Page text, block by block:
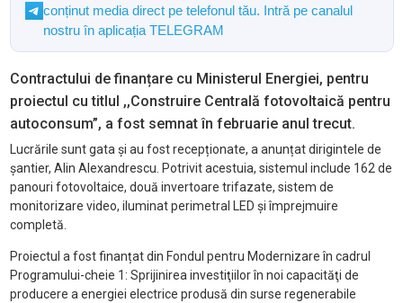
conținut media direct pe telefonul tău. Intră pe canalul
nostru în aplicația TELEGRAM
Contractului de finanțare cu Ministerul Energiei, pentru
proiectul cu titlul ,,Construire Centrală fotovoltaică pentru
autoconsum”, a fost semnat în februarie anul trecut.
Lucrările sunt gata și au fost recepționate, a anunțat dirigintele de
șantier, Alin Alexandrescu. Potrivit acestuia, sistemul include 162 de
panouri fotovoltaice, două invertoare trifazate, sistem de
monitorizare video, iluminat perimetral LED și împrejmuire
completă.
Proiectul a fost finanțat din Fondul pentru Modernizare în cadrul
Programului-cheie 1: Sprijinirea investiţiilor în noi capacităţi de
producere a energiei electrice produsă din surse regenerabile